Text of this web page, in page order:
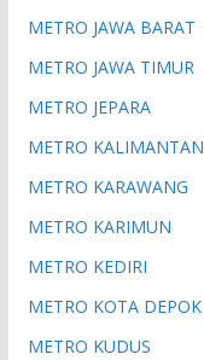
METRO JAWA BARAT
METRO JAWA TIMUR
METRO JEPARA
METRO KALIMANTAN
METRO KARAWANG
METRO KARIMUN
METRO KEDIRI
METRO KOTA DEPOK
METRO KUDUS